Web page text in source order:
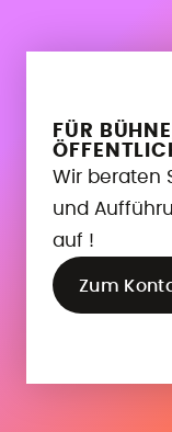
FÜR
Wir beraten
und
auf !
Zum